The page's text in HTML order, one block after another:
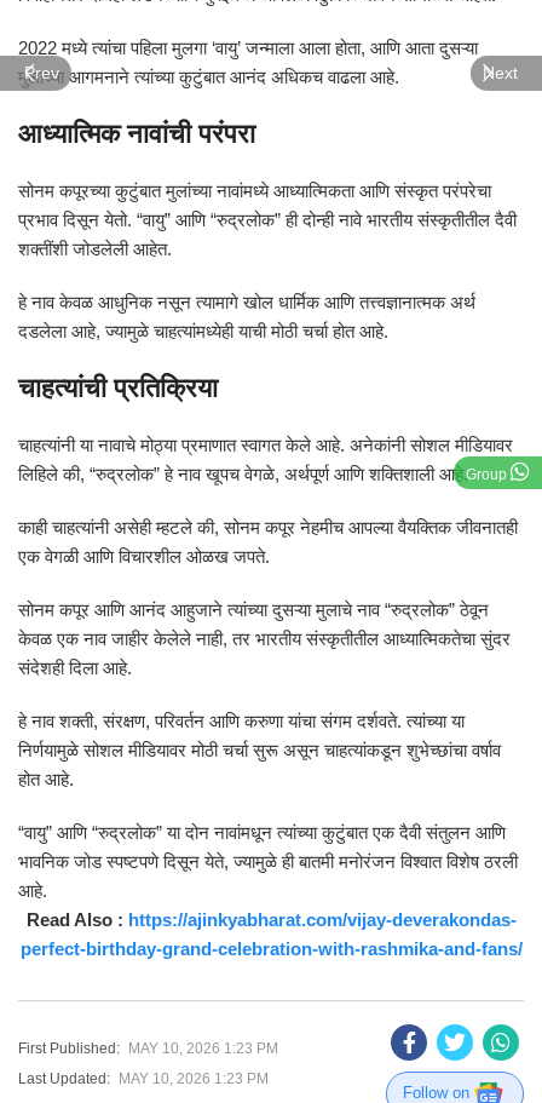
Group
2022 मध्ये त्यांचा पहिला मुलगा ‘वायु’ जन्माला आला होता, आणि आता दुसऱ्या
मुलाच्या आगमनाने त्यांच्या कुटुंबात आनंद अधिकच वाढला आहे.
आध्यात्मिक नावांची परंपरा
सोनम कपूरच्या कुटुंबात मुलांच्या नावांमध्ये आध्यात्मिकता आणि संस्कृत परंपरेचा
प्रभाव दिसून येतो. “वायु” आणि “रुद्रलोक” ही दोन्ही नावे भारतीय संस्कृतीतील दैवी
शक्तींशी जोडलेली आहेत.
हे नाव केवळ आधुनिक नसून त्यामागे खोल धार्मिक आणि तत्त्वज्ञानात्मक अर्थ
दडलेला आहे, ज्यामुळे चाहत्यांमध्येही याची मोठी चर्चा होत आहे.
चाहत्यांची प्रतिक्रिया
चाहत्यांनी या नावाचे मोठ्या प्रमाणात स्वागत केले आहे. अनेकांनी सोशल मीडियावर
लिहिले की, “रुद्रलोक” हे नाव खूपच वेगळे, अर्थपूर्ण आणि शक्तिशाली आहे.
काही चाहत्यांनी असेही म्हटले की, सोनम कपूर नेहमीच आपल्या वैयक्तिक जीवनातही
एक वेगळी आणि विचारशील ओळख जपते.
सोनम कपूर आणि आनंद आहुजाने त्यांच्या दुसऱ्या मुलाचे नाव “रुद्रलोक” ठेवून
केवळ एक नाव जाहीर केलेले नाही, तर भारतीय संस्कृतीतील आध्यात्मिकतेचा सुंदर
संदेशही दिला आहे.
हे नाव शक्ती, संरक्षण, परिवर्तन आणि करुणा यांचा संगम दर्शवते. त्यांच्या या
निर्णयामुळे सोशल मीडियावर मोठी चर्चा सुरू असून चाहत्यांकडून शुभेच्छांचा वर्षाव
होत आहे.
“वायु” आणि “रुद्रलोक” या दोन नावांमधून त्यांच्या कुटुंबात एक दैवी संतुलन आणि
भावनिक जोड स्पष्टपणे दिसून येते, ज्यामुळे ही बातमी मनोरंजन विश्वात विशेष ठरली
आहे.
Read Also : https://ajinkyabharat.com/vijay-deverakondas-
perfect-birthday-grand-celebration-with-rashmika-and-fans/
First Published: MAY 10, 2026 1:23 PM
Last Updated: MAY 10, 2026 1:23 PM
Follow on
Prev Next